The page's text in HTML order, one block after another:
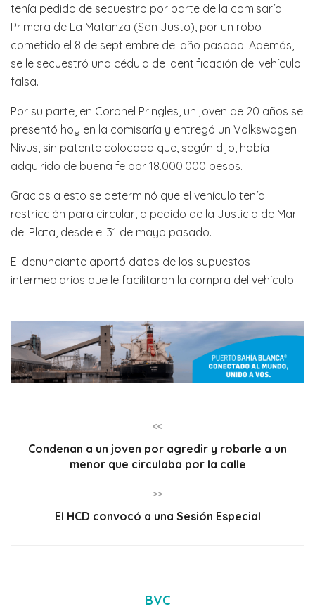
tenía pedido de secuestro por parte de la comisaría
Primera de La Matanza (San Justo), por un robo
cometido el 8 de septiembre del año pasado. Además,
se le secuestró una cédula de identificación del vehículo
falsa.
Por su parte, en Coronel Pringles, un joven de 20 años se
presentó hoy en la comisaría y entregó un Volkswagen
Nivus, sin patente colocada que, según dijo, había
adquirido de buena fe por 18.000.000 pesos.
Gracias a esto se determinó que el vehículo tenía
restricción para circular, a pedido de la Justicia de Mar
del Plata, desde el 31 de mayo pasado.
El denunciante aportó datos de los supuestos
intermediarios que le facilitaron la compra del vehículo.
<<
Condenan a un joven por agredir y robarle a un
menor que circulaba por la calle
>>
El HCD convocó a una Sesión Especial
BVC